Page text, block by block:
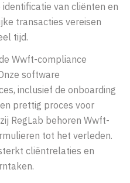
van cliënten en
transacties vereisen
tijd.
Wwft-compliance
software
inclusief de onboarding
prettig proces voor
RegLab behoren Wwft-
tot het verleden.
cliëntrelaties en